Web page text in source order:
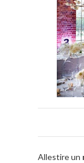
Allestire un